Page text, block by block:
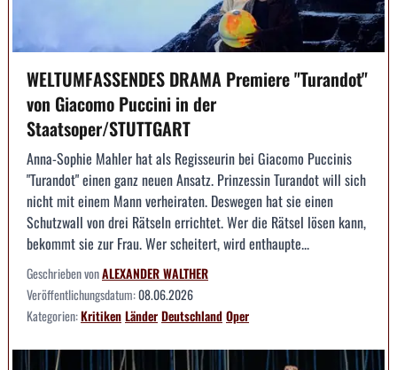
WELTUMFASSENDES DRAMA Premiere "Turandot"
von Giacomo Puccini in der
Staatsoper/STUTTGART
Anna-Sophie Mahler hat als Regisseurin bei Giacomo Puccinis
"Turandot" einen ganz neuen Ansatz. Prinzessin Turandot will sich
nicht mit einem Mann verheiraten. Deswegen hat sie einen
Schutzwall von drei Rätseln errichtet. Wer die Rätsel lösen kann,
bekommt sie zur Frau. Wer scheitert, wird enthaupte...
Geschrieben vonALEXANDER WALTHER
Veröffentlichungsdatum:08.06.2026
Kategorien:KritikenLänderDeutschlandOper